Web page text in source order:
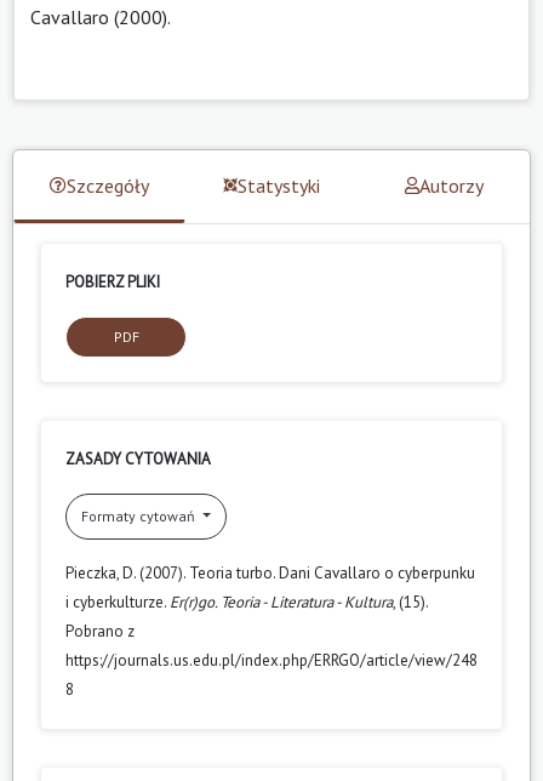
Cavallaro (2000).
Szczegóły Statystyki Autorzy
POBIERZ PLIKI
PDF
ZASADY CYTOWANIA
Formaty cytowań
Pieczka, D. (2007). Teoria turbo. Dani Cavallaro o cyberpunku
i cyberkulturze. Er(r)go. Teoria - Literatura - Kultura, (15).
Pobrano z
https://journals.us.edu.pl/index.php/ERRGO/article/view/248
8